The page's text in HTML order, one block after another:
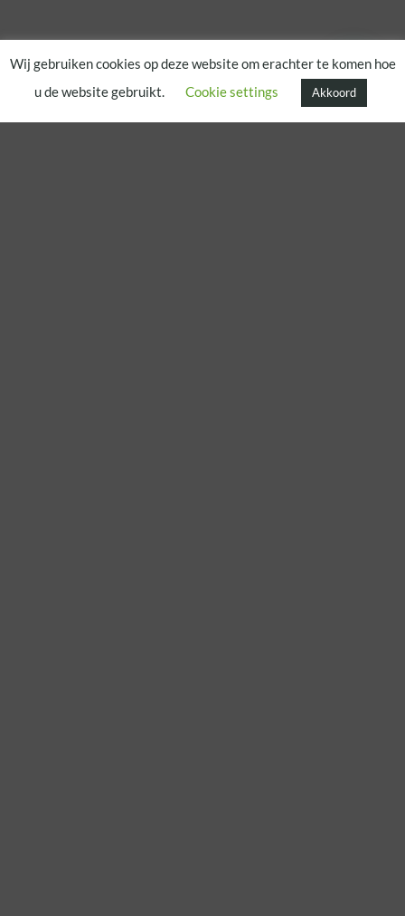
Wij gebruiken cookies op deze website om erachter te komen hoe
u de website gebruikt.
Cookie settings Akkoord